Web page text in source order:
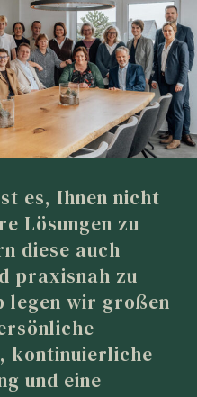
es, Ihnen nicht
Lösungen zu
diese auch
praxisnah zu
legen wir großen
kontinuierliche
und eine